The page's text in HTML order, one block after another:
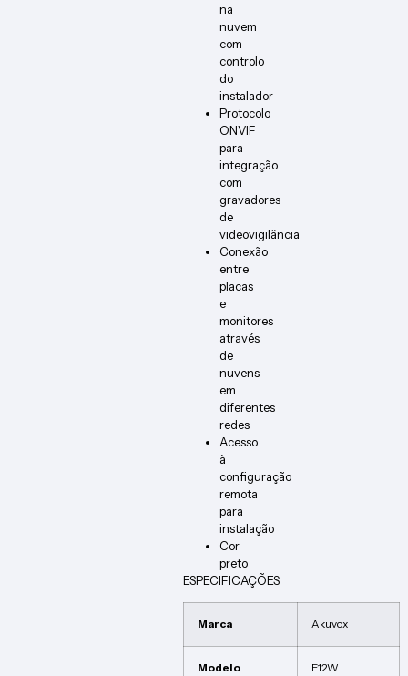
na
nuvem
com
controlo
do
instalador
Protocolo
ONVIF
para
integração
com
gravadores
de
videovigilância
Conexão
entre
placas
e
monitores
através
de
nuvens
em
diferentes
redes
Acesso
à
configuração
remota
para
instalação
Cor
preto
ESPECIFICAÇÕES
Marca Akuvox
Modelo E12W